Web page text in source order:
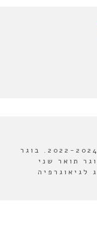
עורך מדור ספרים ב'אורבנולוגיה' 2022-2024. בוגר
תואר שני
לגיאוגרפיה